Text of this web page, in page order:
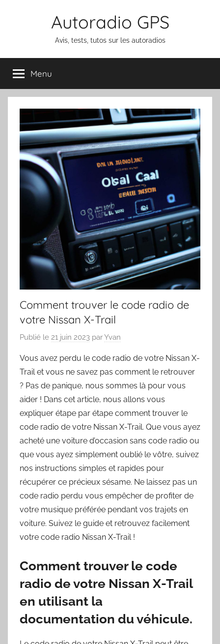
Autoradio GPS
Avis, tests, tutos sur les autoradios
Menu
Comment trouver le code radio de
votre Nissan X-Trail
Publié le 21 juin 2023 parYvan
Vous avez perdu le code radio de votre Nissan X-
Trail et vous ne savez pas comment le retrouver
? Pas de panique, nous sommes là pour vous
aider ! Dans cet article, nous allons vous
expliquer étape par étape comment trouver le
code radio de votre Nissan X-Trail. Que vous ayez
acheté une voiture d’occasion sans code radio ou
que vous ayez simplement oublié le vôtre, suivez
nos instructions simples et rapides pour
récupérer ce précieux sésame. Ne laissez pas un
code radio perdu vous empêcher de profiter de
votre musique préférée pendant vos trajets en
voiture. Suivez le guide et retrouvez facilement
votre code radio Nissan X-Trail !
Comment trouver le code
radio de votre Nissan X-Trail
en utilisant la
documentation du véhicule.